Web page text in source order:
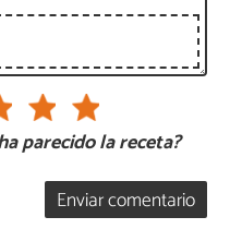
parecido la receta?
Enviar comentario